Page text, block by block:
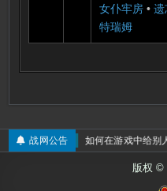
女仆牢房 •遗
特瑞姆
战网公告
2022-02-07 如何在游戏中给别人
版权 ©